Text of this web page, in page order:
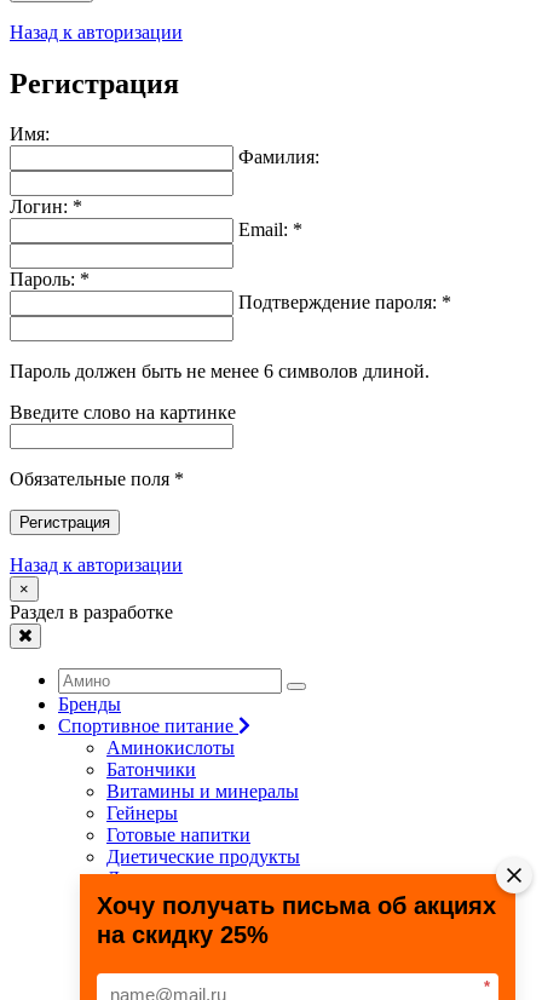
Назад к авторизации
Регистрация
Имя:
Фамилия:
Логин: *
Email: *
Пароль: *
Подтверждение пароля: *
Пароль должен быть не менее 6 символов длиной.
Введите слово на картинке
Обязательные поля *
Регистрация
Назад к авторизации
×
Раздел в разработке
Бренды
Спортивное питание
Аминокислоты
Батончики
Витамины и минералы
Гейнеры
Готовые напитки
Диетические продукты
Для связок и суставов
Жиросжигатели
Здоровье и долголетие
Креатин
Специальные препараты
Хочу получать письма об акциях
на скидку 25%
*